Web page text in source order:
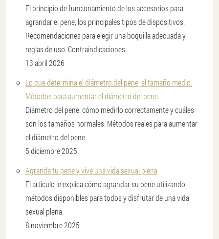
El principio de funcionamiento de los accesorios para
agrandar el pene, los principales tipos de dispositivos.
Recomendaciones para elegir una boquilla adecuada y
reglas de uso. Contraindicaciones.
13 abril 2026
Lo que determina el diámetro del pene, el tamaño medio.
Métodos para aumentar el diámetro del pene.
Diámetro del pene: cómo medirlo correctamente y cuáles
son los tamaños normales. Métodos reales para aumentar
el diámetro del pene.
5 diciembre 2025
Agranda tu pene y vive una vida sexual plena
El artículo le explica cómo agrandar su pene utilizando
métodos disponibles para todos y disfrutar de una vida
sexual plena.
8 noviembre 2025